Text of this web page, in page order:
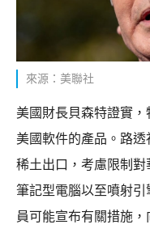
來源：美聯社
美國財長貝森特證實
美國軟件的產品。路
稀土出口，考慮限制
筆記型電腦以至噴射
員可能宣布有關措施